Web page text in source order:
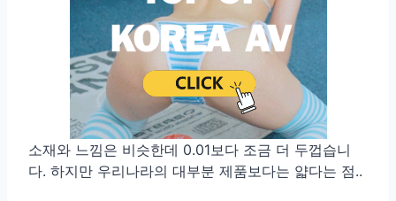
소재와 느낌은 비슷한데 0.01보다 조금 더 두껍습니
다. 하지만 우리나라의 대부분 제품보다는 얇다는 점..